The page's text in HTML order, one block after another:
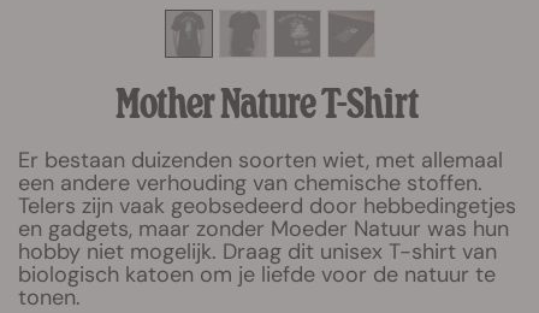
Mother Nature T-Shirt
Er bestaan duizenden soorten wiet, met allemaal
een andere verhouding van chemische stoffen.
Telers zijn vaak geobsedeerd door hebbedingetjes
en gadgets, maar zonder Moeder Natuur was hun
hobby niet mogelijk. Draag dit unisex T-shirt van
biologisch katoen om je liefde voor de natuur te
tonen.